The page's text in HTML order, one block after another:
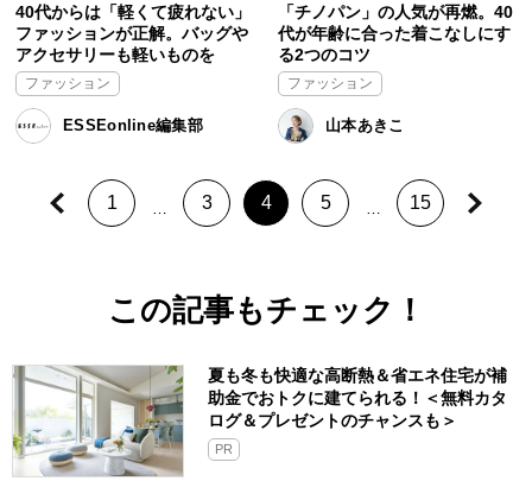
40代からは「軽くて疲れない」
ファッションが正解。バッグや
アクセサリーも軽いものを
ファッション
ESSEonline編集部
「チノパン」の人気が再燃。40
代が年齢に合った着こなしにす
る2つのコツ
ファッション
山本あきこ
1 … 3 4 5 … 15
この記事もチェック！
夏も冬も快適な高断熱＆省エネ住宅が補
助金でおトクに建てられる！＜無料カタ
ログ＆プレゼントのチャンスも＞
PR